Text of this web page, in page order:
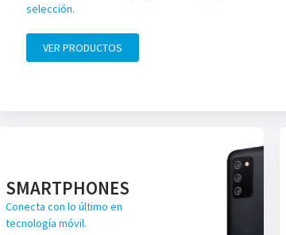
selección.
VER PRODUCTOS
SMARTPHONES
Conecta con lo último en
tecnología móvil.